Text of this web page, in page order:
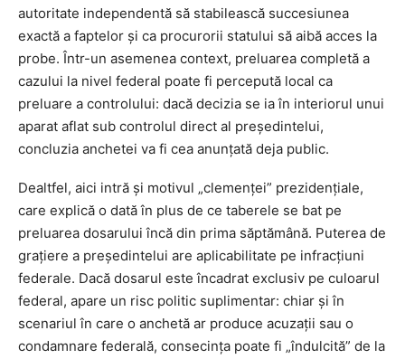
autoritate independentă să stabilească succesiunea
exactă a faptelor și ca procurorii statului să aibă acces la
probe. Într-un asemenea context, preluarea completă a
cazului la nivel federal poate fi percepută local ca
preluare a controlului: dacă decizia se ia în interiorul unui
aparat aflat sub controlul direct al președintelui,
concluzia anchetei va fi cea anunțată deja public.
Dealtfel, aici intră și motivul „clemenței” prezidențiale,
care explică o dată în plus de ce taberele se bat pe
preluarea dosarului încă din prima săptămână. Puterea de
grațiere a președintelui are aplicabilitate pe infracțiuni
federale. Dacă dosarul este încadrat exclusiv pe culoarul
federal, apare un risc politic suplimentar: chiar și în
scenariul în care o anchetă ar produce acuzații sau o
condamnare federală, consecința poate fi „îndulcită” de la